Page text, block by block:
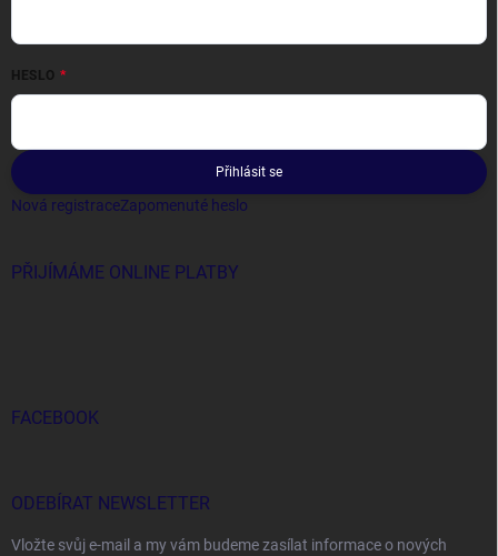
HESLO
Přihlásit se
Nová registraceZapomenuté heslo
PŘIJÍMÁME ONLINE PLATBY
FACEBOOK
ODEBÍRAT NEWSLETTER
Vložte svůj e-mail a my vám budeme zasílat informace o nových